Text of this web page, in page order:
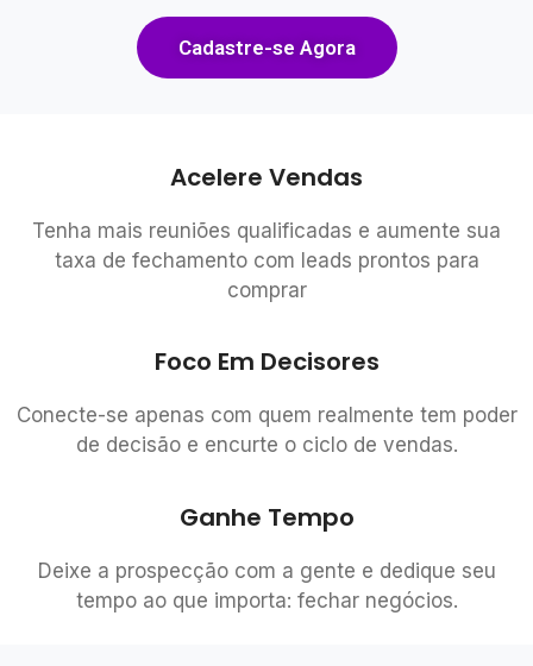
Cadastre-se Agora
Acelere Vendas
Tenha mais reuniões qualificadas e aumente sua
taxa de fechamento com leads prontos para
comprar
Foco Em Decisores
Conecte-se apenas com quem realmente tem poder
de decisão e encurte o ciclo de vendas.
Ganhe Tempo
Deixe a prospecção com a gente e dedique seu
tempo ao que importa: fechar negócios.